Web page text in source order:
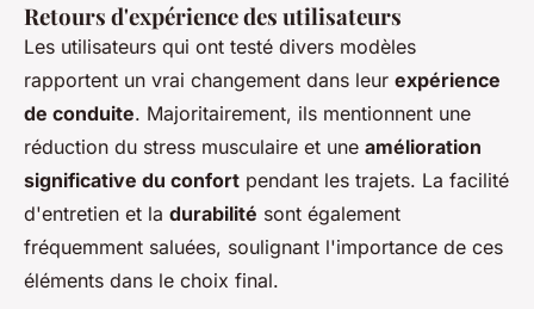
Retours d'expérience des utilisateurs
Les utilisateurs qui ont testé divers modèles
rapportent un vrai changement dans leur expérience
de conduite. Majoritairement, ils mentionnent une
réduction du stress musculaire et une amélioration
significative du confort pendant les trajets. La facilité
d'entretien et la durabilité sont également
fréquemment saluées, soulignant l'importance de ces
éléments dans le choix final.